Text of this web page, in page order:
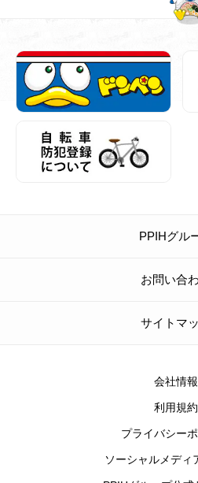
PPIHグル
お問い合
サイトマ
会社情報
利用規約
プライバシー
ソーシャルメディ